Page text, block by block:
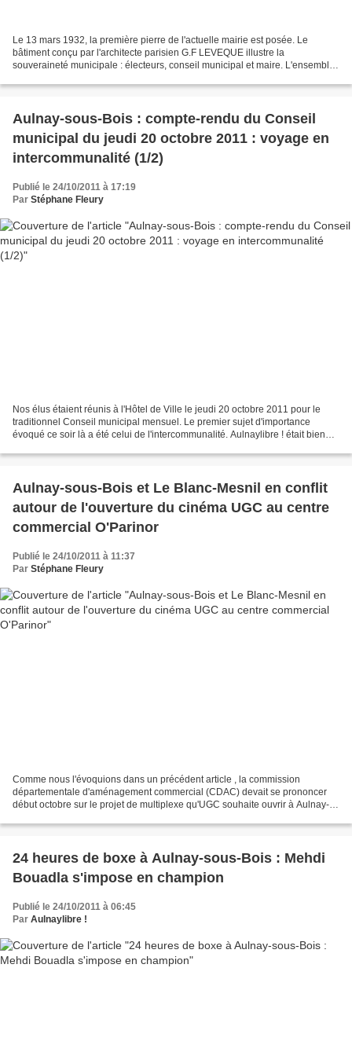
Le 13 mars 1932, la première pierre de l'actuelle mairie est posée. Le
bâtiment conçu par l'architecte parisien G.F LEVEQUE illustre la
souveraineté municipale : électeurs, conseil municipal et maire. L'ensemble
Aulnay-sous-Bois : compte-rendu du Conseil
municipal du jeudi 20 octobre 2011 : voyage en
intercommunalité (1/2)
Publié le 24/10/2011 à 17:19
Par Stéphane Fleury
Nos élus étaient réunis à l'Hôtel de Ville le jeudi 20 octobre 2011 pour le
traditionnel Conseil municipal mensuel. Le premier sujet d'importance
évoqué ce soir là a été celui de l'intercommunalité. Aulnaylibre ! était bien
Aulnay-sous-Bois et Le Blanc-Mesnil en conflit
autour de l'ouverture du cinéma UGC au centre
commercial O'Parinor
Publié le 24/10/2011 à 11:37
Par Stéphane Fleury
Comme nous l'évoquions dans un précédent article , la commission
départementale d'aménagement commercial (CDAC) devait se prononcer
début octobre sur le projet de multiplexe qu'UGC souhaite ouvrir à Aulnay-
24 heures de boxe à Aulnay-sous-Bois : Mehdi
Bouadla s'impose en champion
Publié le 24/10/2011 à 06:45
Par Aulnaylibre !